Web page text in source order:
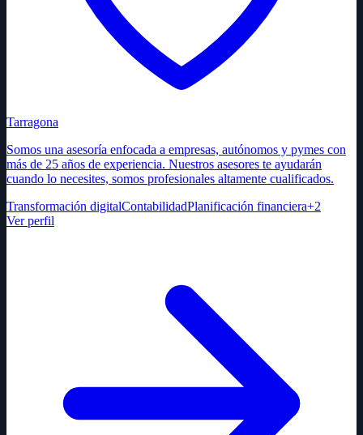
Tarragona
Somos una asesoría enfocada a empresas, autónomos y pymes con
más de 25 años de experiencia. Nuestros asesores te ayudarán
cuando lo necesites, somos profesionales altamente cualificados.
Transformación digitalContabilidadPlanificación financiera+2
Ver perfil